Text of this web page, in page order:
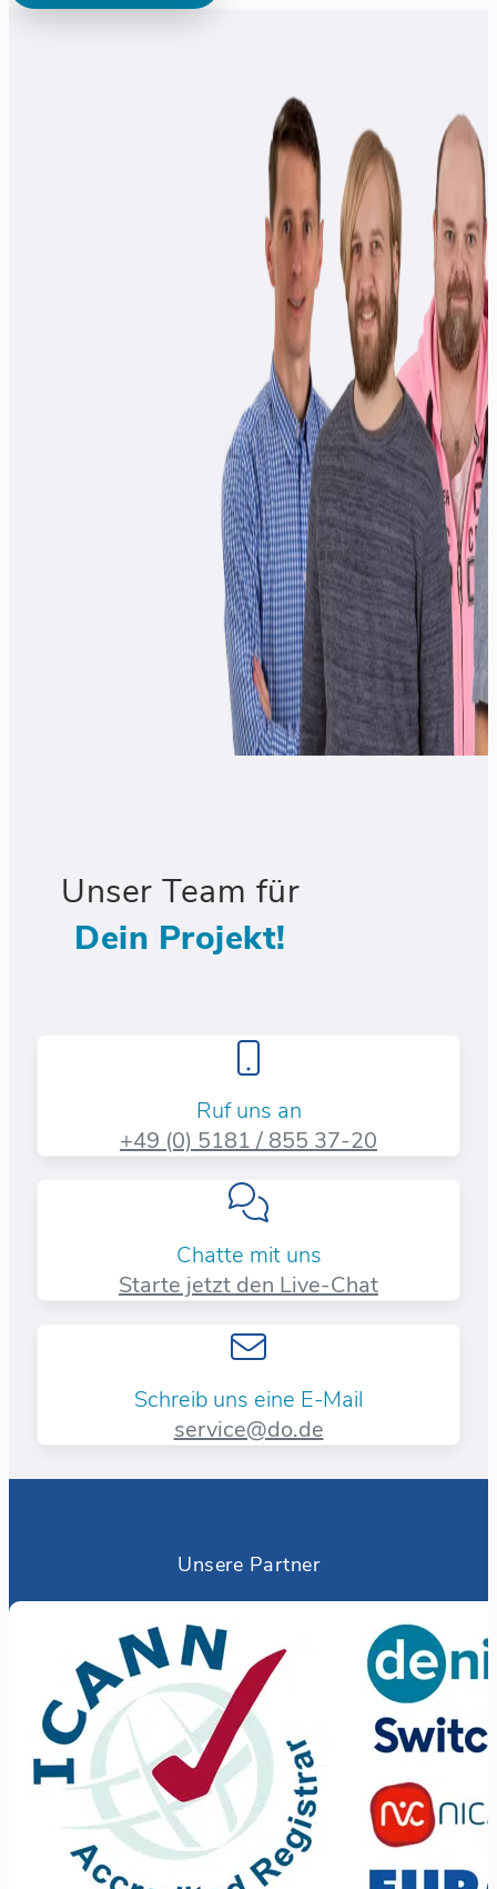
Unser Team für
Dein Projekt!
Ruf uns an
+49 (0) 5181 / 855 37-20​
Chatte mit uns
Starte jetzt den Live-Chat
Schreib uns eine E-Mail
service@do.de
Unsere Partner